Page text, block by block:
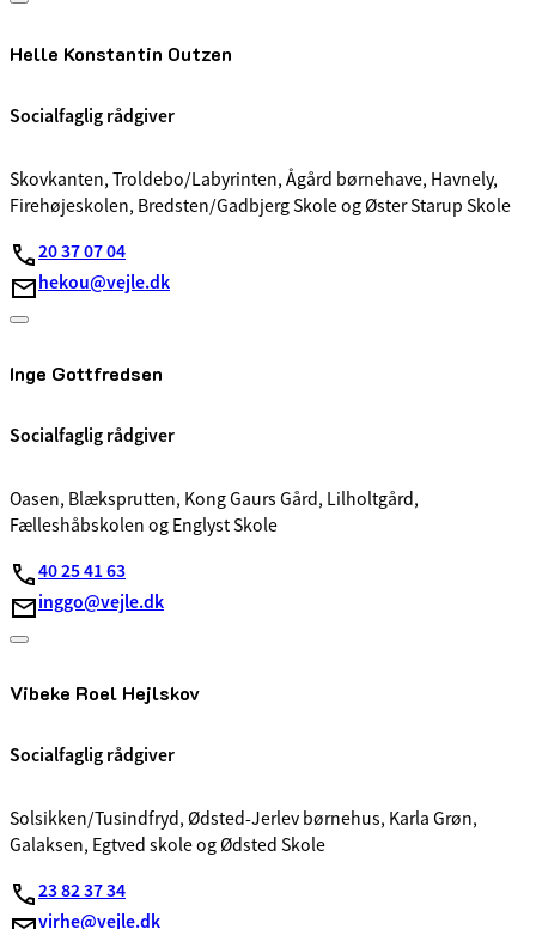
Helle Konstantin Outzen
Socialfaglig rådgiver
Skovkanten, Troldebo/Labyrinten, Ågård børnehave, Havnely,
Firehøjeskolen, Bredsten/Gadbjerg Skole og Øster Starup Skole
20 37 07 04
hekou@vejle.dk
Inge Gottfredsen
Socialfaglig rådgiver
Oasen, Blæksprutten, Kong Gaurs Gård, Lilholtgård,
Fælleshåbskolen og Englyst Skole
40 25 41 63
inggo@vejle.dk
Vibeke Roel Hejlskov
Socialfaglig rådgiver
Solsikken/Tusindfryd, Ødsted-Jerlev børnehus, Karla Grøn,
Galaksen, Egtved skole og Ødsted Skole
23 82 37 34
virhe@vejle.dk